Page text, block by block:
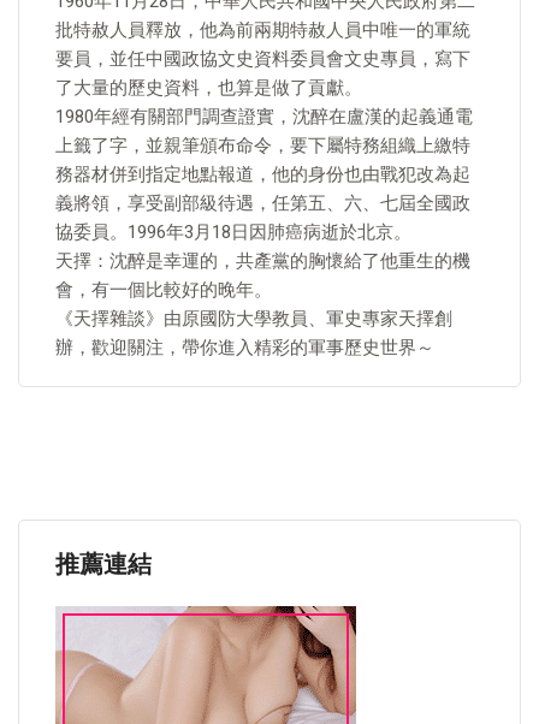
批特赦人員釋放，他為前兩期特赦人員中唯一的軍統
要員，並任中國政協文史資料委員會文史專員，寫下
了大量的歷史資料，也算是做了貢獻。
1980年經有關部門調查證實，沈醉在盧漢的起義通電
上籤了字，並親筆頒布命令，要下屬特務組織上繳特
務器材併到指定地點報道，他的身份也由戰犯改為起
義將領，享受副部級待遇，任第五、六、七屆全國政
協委員。1996年3月18日因肺癌病逝於北京。
天擇：沈醉是幸運的，共產黨的胸懷給了他重生的機
會，有一個比較好的晚年。
《天擇雜談》由原國防大學教員、軍史專家天擇創
辦，歡迎關注，帶你進入精彩的軍事歷史世界～
推薦連結